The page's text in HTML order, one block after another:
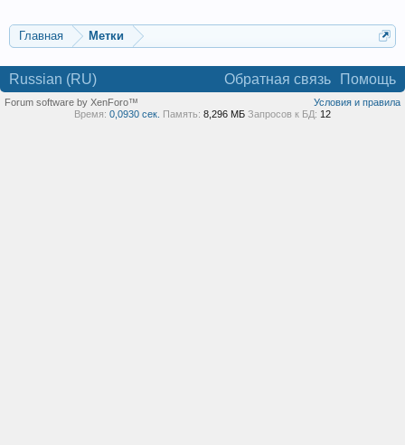
Главная Метки
Russian (RU) Обратная связь Помощь
Условия и правила
Forum software by XenForo™
Время: 0,0930 сек. Память: 8,296 МБ Запросов к БД: 12